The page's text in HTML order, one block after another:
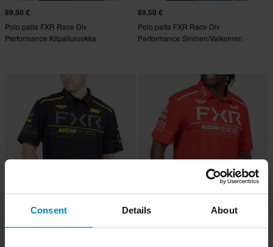
Consent Details About
89,50 €
Polo paita FXR Race Div
Performance Kilpailuluokka
89,50 €
Polo paita FXR Race Div
Performance Sininen/Valkoinen
Polo paita FXR Race Div
89,50 €
Polo paita FXR Race Div